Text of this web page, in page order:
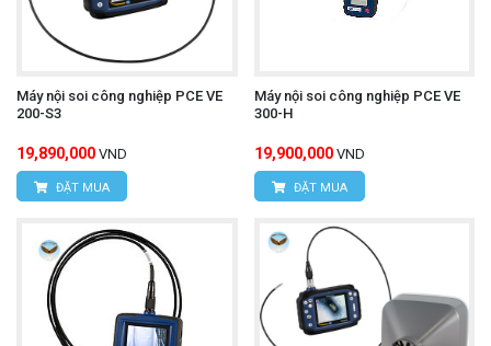
Máy nội soi công nghiệp PCE VE
200-S3
19,890,000 VND
ĐẶT MUA
Máy nội soi công nghiệp PCE VE
300-H
19,900,000 VND
ĐẶT MUA